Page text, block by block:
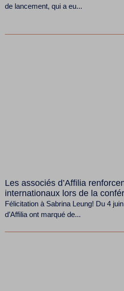
de lancement, qui a eu...
Les associés d’Affilia
internationaux lors de la
Law à São Paulo
Félicitation à Sabrina Leung! Du 4
d’Affilia ont marqué de...